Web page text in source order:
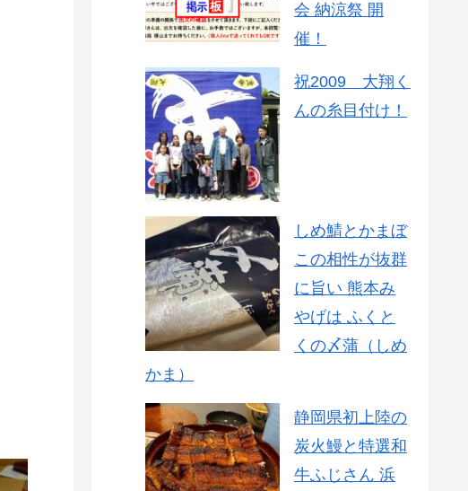
会 納涼祭 開
催！
祝2009 大翔く
んの糸目付け！
しめ鯖とかまぼ
この相性が抜群
に旨い 熊本み
やげは ふくと
くの〆蒲（しめ
かま）
静岡県初上陸の
炭火鰻と特選和
牛ふじさん 浜